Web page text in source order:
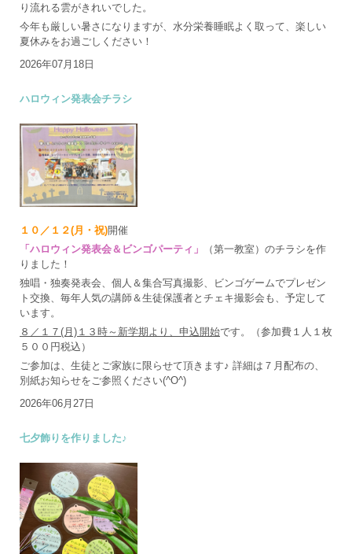
り流れる雲がきれいでした。
今年も厳しい暑さになりますが、水分栄養睡眠よく取って、楽しい
夏休みをお過ごしください！
2026年07月18日
ハロウィン発表会チラシ
１０／１２(月・祝)開催
「ハロウィン発表会＆ビンゴパーティ」
（第一教室）のチラシを作
りました！
独唱・独奏発表会、個人＆集合写真撮影、ビンゴゲームでプレゼン
ト交換、毎年人気の講師＆生徒保護者とチェキ撮影会も、予定して
います。
８／１７(月)１３時～新学期より、申込開始です。（参加費１人１枚
５００円税込）
ご参加は、生徒とご家族に限らせて頂きます♪ 詳細は７月配布の、
別紙お知らせをご参照ください(^O^)
2026年06月27日
七夕飾りを作りました♪